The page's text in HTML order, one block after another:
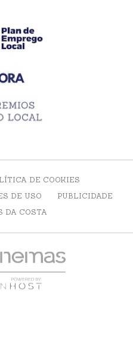
DE COOKIES
DE USO
PUBLICIDADE
DA COSTA